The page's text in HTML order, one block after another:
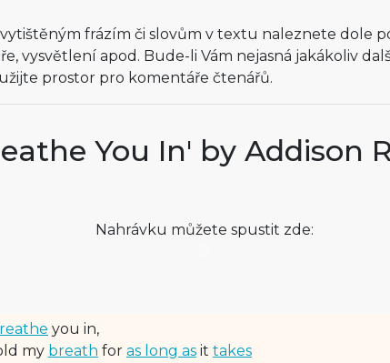
frázím či slovům v textu naleznete dole
vysvětlení apod. Bude-li Vám nejasná jakákoliv
prostor pro komentáře čtenářů.
You In' by Addison
Nahrávku můžete spustit zde:
you in,
my breath for as long asit takes